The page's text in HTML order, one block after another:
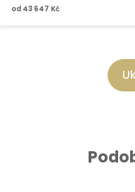
od 43 647 Kč